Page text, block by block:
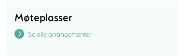
Møteplasser
Se alle arrangementer